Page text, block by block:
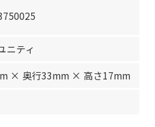
ニティ
× 奥行33mm × 高さ17mm